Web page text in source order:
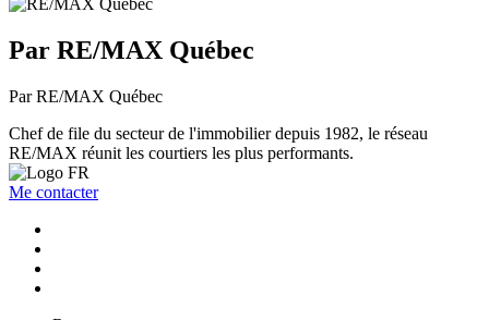
Par RE/MAX Québec
Par RE/MAX Québec
Chef de file du secteur de l'immobilier depuis 1982, le réseau
RE/MAX réunit les courtiers les plus performants.
Me contacter